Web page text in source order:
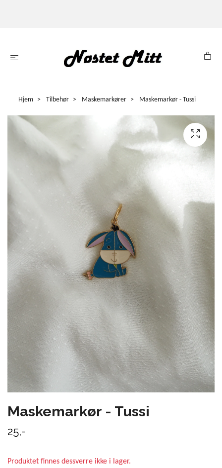
Hjem Tilbehør Maskemarkører Maskemarkør - Tussi
Maskemarkør - Tussi
25,-
Produktet finnes dessverre ikke i lager.